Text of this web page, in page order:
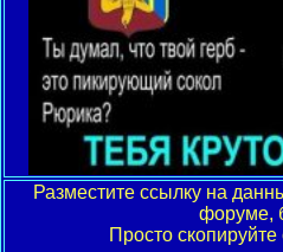
Разместите ссылку на
форуме,
Просто